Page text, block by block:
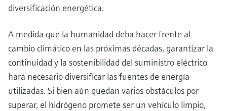
diversificación energética.
A medida que la humanidad deba hacer frente al
cambio climático en las próximas décadas, garantizar la
continuidad y la sostenibilidad del suministro eléctrico
hará necesario diversificar las fuentes de energía
utilizadas. Si bien aún quedan varios obstáculos por
superar, el hidrógeno promete ser un vehículo limpio,